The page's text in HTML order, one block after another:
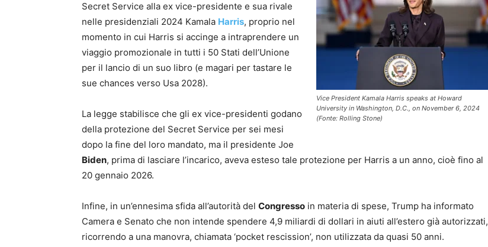
Vice President Kamala Harris speaks at Howard
University in Washington, D.C., on November 6, 2024
(Fonte: Rolling Stone)
Secret Service alla ex vice-presidente e sua rivale
nelle presidenziali 2024 Kamala Harris, proprio nel
momento in cui Harris si accinge a intraprendere un
viaggio promozionale in tutti i 50 Stati dell’Unione
per il lancio di un suo libro (e magari per tastare le
sue chances verso Usa 2028).
La legge stabilisce che gli ex vice-presidenti godano
della protezione del Secret Service per sei mesi
dopo la fine del loro mandato, ma il presidente Joe
Biden, prima di lasciare l’incarico, aveva esteso tale protezione per Harris a un anno, cioè fino al
20 gennaio 2026.
Infine, in un’ennesima sfida all’autorità del Congresso in materia di spese, Trump ha informato
Camera e Senato che non intende spendere 4,9 miliardi di dollari in aiuti all’estero già autorizzati,
ricorrendo a una manovra, chiamata ‘pocket rescission’, non utilizzata da quasi 50 anni.